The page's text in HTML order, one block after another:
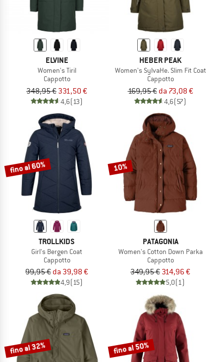
ELVINE
Women's Tiril
Cappotto
348,95 € 331,50 €
4,6(13)
HEBER PEAK
Women's SylvaHe. Slim Fit Coat
Cappotto
169,95 € da 73,08 €
4,6(57)
fino al 60%
TROLLKIDS
Girl's Bergen Coat
Cappotto
99,95 € da 39,98 €
4,9(15)
10%
PATAGONIA
Women's Cotton Down Parka
Cappotto
349,95 € 314,96 €
5,0(1)
fino al 32% fino al 50%